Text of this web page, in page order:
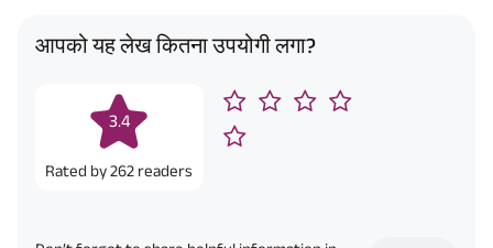
आपको यह लेख कितना उपयोगी लगा?
3.4
Rated by262 readers